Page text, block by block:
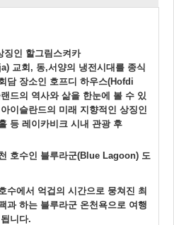
징인 할그림스켜카
교회, 동,서양의 냉전시대를 종식
담 장소인 호프디 하우스(Hofdi
드의 역사와 삶을 한눈에 볼 수 있
이슬란드의 미래 지향적인 상징인
등 레이카비크 시내 관광 후
호수인 블루라군(Blue Lagoon) 도
수에서 억겁의 시간으로 뭉쳐진 최
과 하는 블루라군 온천욕으로 여행
니다.